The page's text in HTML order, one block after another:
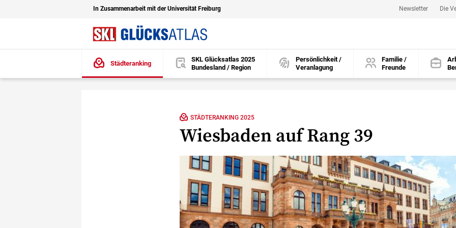
In Zusammenarbeit mit der Universität Freiburg Newsletter Die
Städteranking
öffnen
SKL Glücksatlas 2025
Bundesland / Region
öffnen
Persönlichkeit /
Veranlagung
öffnen
Familie /
Freunde
öffnen
STÄDTERANKING 2025
Wiesbaden auf Rang 39